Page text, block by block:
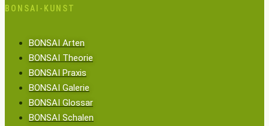
BONSAI-KUNST
BONSAI Arten
BONSAI Theorie
BONSAI Praxis
BONSAI Galerie
BONSAI Glossar
BONSAI Schalen